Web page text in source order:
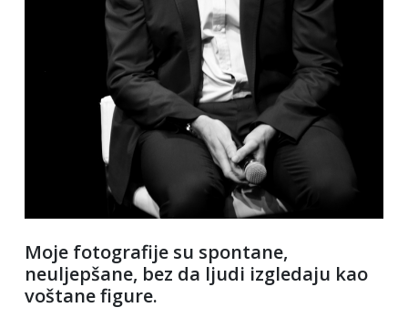
Moje fotografije su spontane,
neuljepšane, bez da ljudi izgledaju kao
voštane figure.